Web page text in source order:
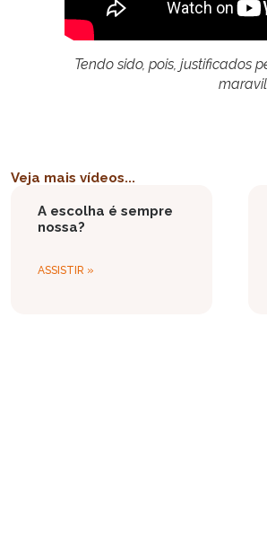
Tendo sido, pois, justificados
Veja mais vídeos...
A escolha é sempre
nossa?
ASSISTIR »